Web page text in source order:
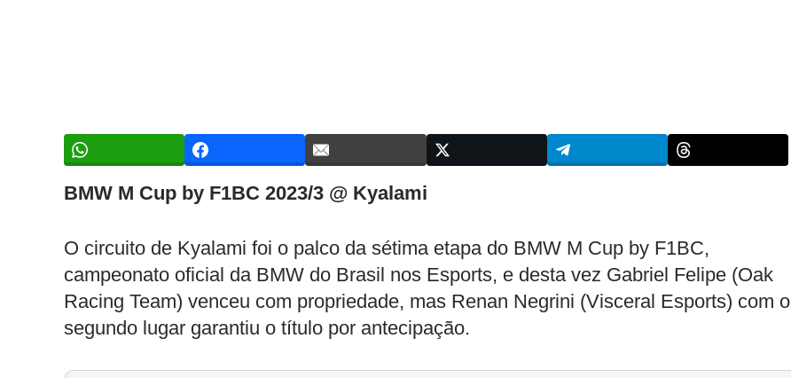
BMW M Cup by F1BC 2023/3 @ Kyalami
O circuito de Kyalami foi o palco da sétima etapa do BMW M Cup by F1BC,
campeonato oficial da BMW do Brasil nos Esports, e desta vez Gabriel Felipe (Oak
Racing Team) venceu com propriedade, mas Renan Negrini (Visceral Esports) com o
segundo lugar garantiu o título por antecipação.